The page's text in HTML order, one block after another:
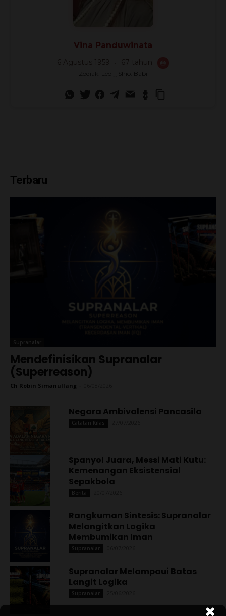
Vina Panduwinata
6 Agustus 1959 67 tahun
Zodiak: Leo ‿ Shio: Babi
Terbaru
Supranalar
Mendefinisikan Supranalar
(Superreason)
Ch Robin Simanullang
Negara Ambivalensi Pancasila
Catatan Kilas
Spanyol Juara, Messi Mati Kutu:
Kemenangan Eksistensial
Sepakbola
Berita
Rangkuman Sintesis: Supranalar
Melangitkan Logika
Membumikan Iman
Supranalar
Supranalar Melampaui Batas
Langit Logika
Supranalar